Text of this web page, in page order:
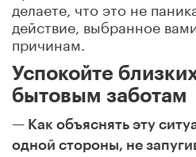
делаете, что это не
действие, выбранное
причинам.
Успокойте
бытовым заботам
— Как объяснять эту
одной стороны, не